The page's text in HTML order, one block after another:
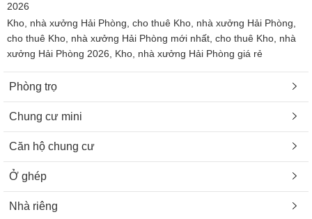
2026
Kho, nhà xưởng Hải Phòng, cho thuê Kho, nhà xưởng Hải Phòng,
cho thuê Kho, nhà xưởng Hải Phòng mới nhất, cho thuê Kho, nhà
xưởng Hải Phòng 2026, Kho, nhà xưởng Hải Phòng giá rẻ
Phòng trọ
Chung cư mini
Căn hộ chung cư
Ở ghép
Nhà riêng